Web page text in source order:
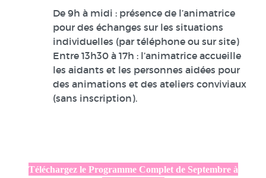
De 9h à midi : présence de l’animatrice
pour des échanges sur les situations
individuelles (par téléphone ou sur site)
Entre 13h30 à 17h : l’animatrice accueille
les aidants et les personnes aidées pour
des animations et des ateliers conviviaux
(sans inscription).
Téléchargez le Programme Complet de Septembre à